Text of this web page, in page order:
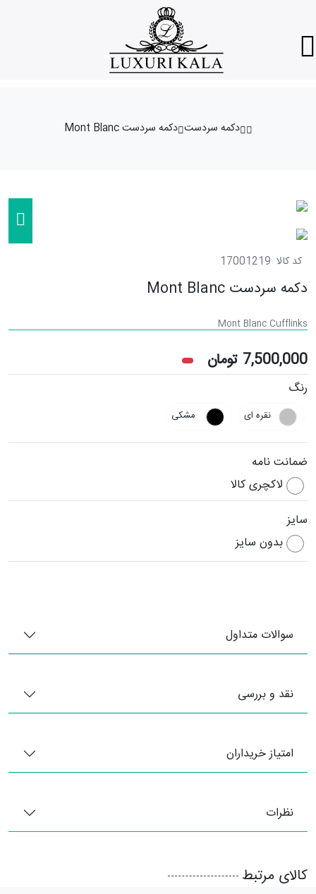
دکمه سردست دکمه سردست Mont Blanc
کد کالا 17001219
دکمه سردست Mont Blanc
Mont Blanc Cufflinks
7,500,000 تومان
رنگ
نقره ای مشکی
ضمانت نامه
لاکچری کالا
سایز
بدون سایز
سوالات متداول
نقد و بررسی
امتیاز خریداران
نظرات
کالای مرتبط